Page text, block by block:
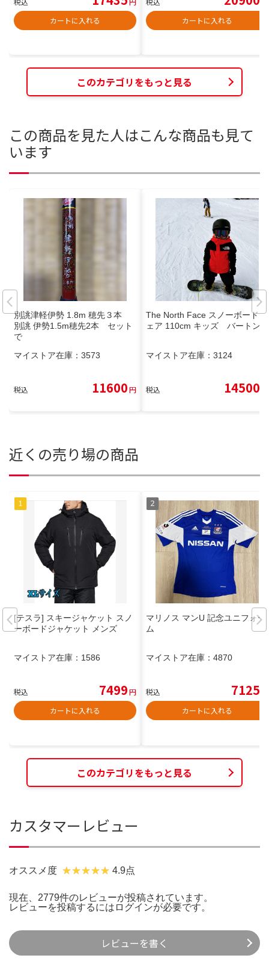
カートに入れる
カートに入れる
このカテゴリをもっと見る
この商品を見た人はこんな商品も見て
います
別誂津軽伊勢 1.8m 穂先３本
別誂 伊勢1.5m穂先2本 セット
で
マイストア在庫： 3573
税込 11600円
The North Face スノーボードウ
ェア 110cm キッズ バートン
マイストア在庫： 3124
税込 14500
近くの売り場の商品
[テスラ] スキージャケット スノ
ーボードジャケット メンズ
マイストア在庫： 1586
税込 7499円
カートに入れる
マリノス マンU 記念ユニフォー
ム
マイストア在庫： 4870
税込 7125
カートに入れる
このカテゴリをもっと見る
カスタマーレビュー
オススメ度 4.9点
現在、2779件のレビューが投稿されています。
レビューを投稿するには ログインが必要です。
レビューを書く